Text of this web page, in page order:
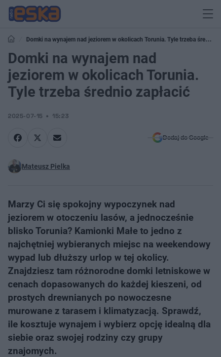
Domki na wynajem nad jeziorem w okolicach Torunia. Tyle trzeba średnio
zapłacić
Domki na wynajem nad
jeziorem w okolicach Torunia.
Tyle trzeba średnio zapłacić
2025-07-15 15:23
Dodaj do Google
Mateusz Pielka
Marzy Ci się spokojny wypoczynek nad
jeziorem w otoczeniu lasów, a jednocześnie
blisko Torunia? Kamionki Małe to jedno z
najchętniej wybieranych miejsc na weekendowy
wypad lub dłuższy urlop w tej okolicy.
Znajdziesz tam różnorodne domki letniskowe w
cenach dopasowanych do każdej kieszeni, od
prostych drewnianych po nowoczesne
murowane z tarasem i klimatyzacją. Sprawdź,
ile kosztuje wynajem i wybierz opcję idealną dla
siebie oraz swojej rodziny czy grupy
znajomych.